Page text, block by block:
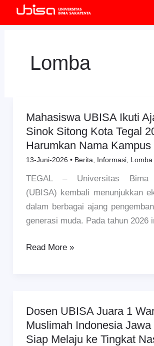
Lewati
Lomba
Mahasiswa UBISA Ikuti
Sinok Sitong Kota Tegal
Harumkan Nama Kampus
13-Juni-2026 • Berita Informasi, Lomba
TEGAL – Universitas Bima
(UBISA) kembali menunjukkan
dalam berbagai ajang
generasi muda. Pada tahun
Mahasiswa
UBISA
Ikuti
Ajang
Siap
Read More »
Dosen UBISA Juara 1
Muslimah Indonesia Jawa
Siap Melaju ke Tingkat
Dosen
UBISA
Juara